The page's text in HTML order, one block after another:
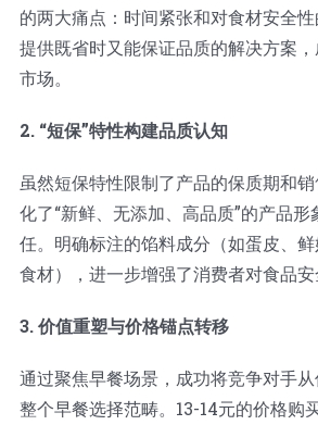
的两大痛点：时间紧张和对食材安全
提供既省时又能保证品质的解决方案
市场。
2. “短保”特性构建品质认知
虽然短保特性限制了产品的保质期和
化了“新鲜、无添加、高品质”的产品
任。明确标注的馅料成分（如蛋皮、
食材），进一步增强了消费者对食品安
3. 价值重塑与价格锚点转移
通过聚焦早餐场景，成功将竞争对手
整个早餐选择范畴。13-14元的价格购